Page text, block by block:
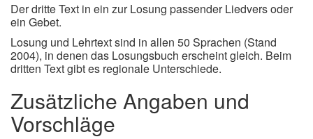
Der dritte Text in ein zur Losung passender Liedvers oder
ein Gebet.
Losung und Lehrtext sind in allen 50 Sprachen (Stand
2004), in denen das Losungsbuch erscheint gleich. Beim
dritten Text gibt es regionale Unterschiede.
Zusätzliche Angaben und
Vorschläge